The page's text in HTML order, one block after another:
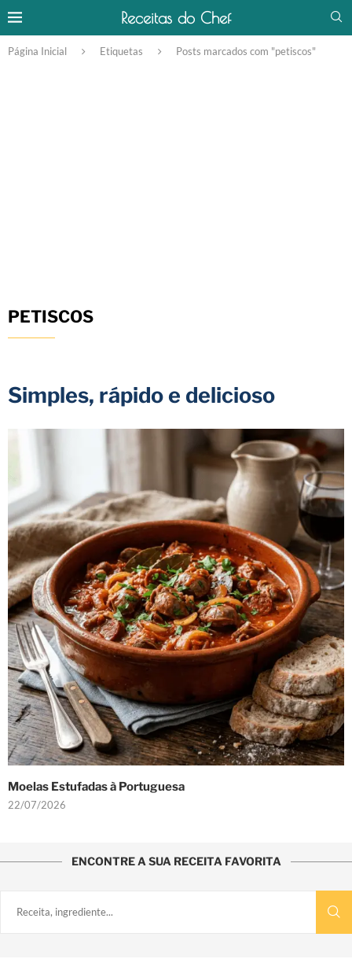
Receitas do Chef
Página Inicial Etiquetas Posts marcados com "petiscos"
PETISCOS
Simples, rápido e delicioso
ENCONTRE A SUA RECEITA FAVORITA